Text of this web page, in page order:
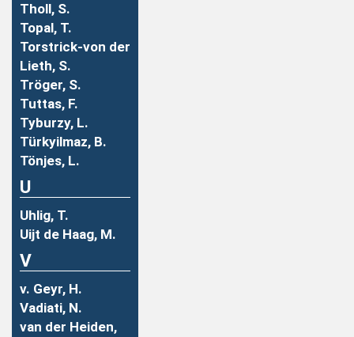
Tholl, S.
Topal, T.
Torstrick-von der
Lieth, S.
Tröger, S.
Tuttas, F.
Tyburzy, L.
Türkyilmaz, B.
Tönjes, L.
U
Uhlig, T.
Uijt de Haag, M.
V
v. Geyr, H.
Vadiati, N.
van der Heiden,